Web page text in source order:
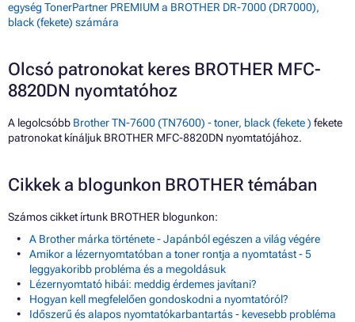
egység TonerPartner PREMIUM a BROTHER DR-7000 (DR7000),
black (fekete) számára
Olcsó patronokat keres BROTHER MFC-
8820DN nyomtatóhoz
A legolcsóbb Brother TN-7600 (TN7600) - toner, black (fekete ) fekete
patronokat kínáljuk BROTHER MFC-8820DN nyomtatójához.
Cikkek a blogunkon BROTHER témában
Számos cikket írtunk BROTHER blogunkon:
A Brother márka története - Japánból egészen a világ végére
Amikor a lézernyomtatóban a toner rontja a nyomtatást - 5
leggyakoribb probléma és a megoldásuk
Lézernyomtató hibái: meddig érdemes javítani?
Hogyan kell megfelelően gondoskodni a nyomtatóról?
Időszerű és alapos nyomtatókarbantartás - kevesebb probléma